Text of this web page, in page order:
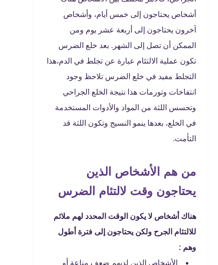
أشخاص يحتاجون إلى خمس أيام، وأشخاص
آخرون يحتاجون إلى أربعة عشر يوم ومن
الممكن أن تصل إلى الشهر. بعد خلع الضرس
تكون عملية الالتئام عبارة عن تجلط في الدم،هذا
التجلط مفيد في خلع الضرس تلاحظ وجود
انتفاخات وتورمات هذا نتيجة الخلع الجراحي
وتحسس اللثة من المواد والأدوات المستخدمة
في الخلع، بعدها ينمو النسيج وتكون اللثة قد
التأمت.
من هم الأشخاص الذين
يحتاجون وقت لالتئام الضرس
هناك أشخاص لا يكون الوقت المحدد لهم ملائم
للالتئام الجرح ولكن يحتاجون إلى فترة أطول
وهم :
الأشخاص الذين لديهم ضعف مناعة أو